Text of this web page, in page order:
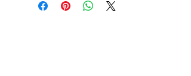
Al realizar la compra puede elegir